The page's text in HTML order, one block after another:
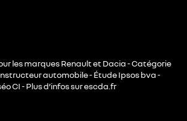
les marques Renault et Dacia - Catégorie
automobile - Étude Ipsos bva -
CI - Plus d’infos sur escda.fr